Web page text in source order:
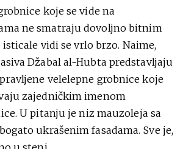
koje se vide na
ne smatraju dovoljno bitnim
isticale vidi se vrlo brzo. Naime,
Džabal al-Hubta predstavljaju
velelepne grobnice koje
zajedničkim imenom
U pitanju je niz mauzoleja sa
ukrašenim fasadama. Sve je,